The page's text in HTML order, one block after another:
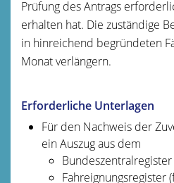
Prüfung des Antrags
erhalten hat. Die zuständige
in hinreichend begründeten
Monat verlängern.
Erforderliche Unterlagen
Für den Nachweis der
ein Auszug aus dem
Bundeszentralregister
Fahreignungsregister